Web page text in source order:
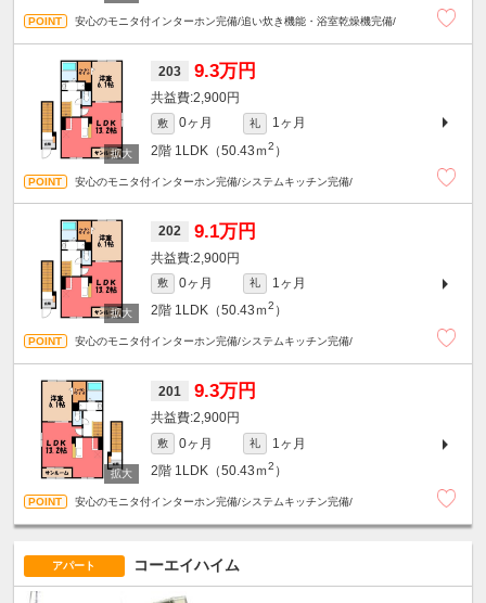
安心のモニタ付インターホン完備/追い炊き機能・浴室乾燥機完備/
203 9.3万円
2,900円
敷 0ヶ月 礼
1ヶ月
2階 1LDK（50.43ｍ2 ）
安心のモニタ付インターホン完備/システムキッチン完備/
202 9.1万円
2,900円
敷 0ヶ月 礼
1ヶ月
2階 1LDK（50.43ｍ2 ）
安心のモニタ付インターホン完備/システムキッチン完備/
201 9.3万円
2,900円
敷 0ヶ月 礼
1ヶ月
2階 1LDK（50.43ｍ2 ）
安心のモニタ付インターホン完備/システムキッチン完備/
アパート コーエイハイム